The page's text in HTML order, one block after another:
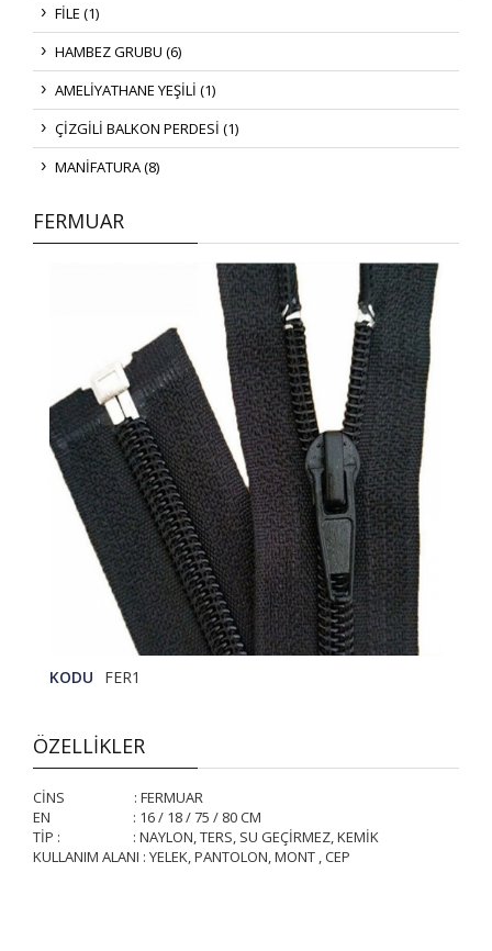
FİLE (1)
HAMBEZ GRUBU (6)
AMELİYATHANE YEŞİLİ (1)
ÇİZGİLİ BALKON PERDESİ (1)
MANİFATURA (8)
FERMUAR
KODU FER1
ÖZELLİKLER
CİNS : FERMUAR
EN : 16 / 18 / 75 / 80 CM
TİP : : NAYLON, TERS, SU GEÇİRMEZ, KEMİK
KULLANIM ALANI : YELEK, PANTOLON, MONT , CEP